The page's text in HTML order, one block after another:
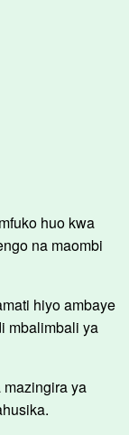
huo kwa
na maombi
hiyo ambaye
mbalimbali ya
ya